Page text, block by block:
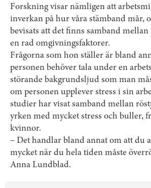
Forskning visar nämligen att
inverkan på hur våra stämband mår,
bevisats att det finns samband
en rad omgivningsfaktorer.
Frågorna som hon ställer är bland
personen behöver tala under en
störande bakgrundsljud som man
om personen upplever stress i sin
studier har visat samband mellan
yrken med mycket stress och buller,
kvinnor.
– Det handlar bland annat om att du
mycket när du hela tiden måste
Anna Lundblad.